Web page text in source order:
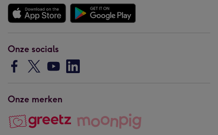
Onze socials
Onze merken